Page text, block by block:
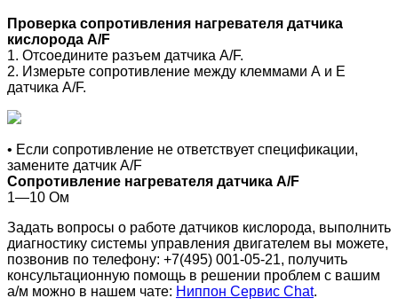
Проверка сопротивления нагревателя датчика
кислорода A/F
1. Отсоедините разъем датчика A/F.
2. Измерьте сопротивление между клеммами А и Е
датчика A/F.
• Если сопротивление не ответствует спецификации,
замените датчик A/F
Сопротивление нагревателя датчика A/F
1—10 Ом
Задать вопросы о работе датчиков кислорода, выполнить
диагностику системы управления двигателем вы можете,
позвонив по телефону: +7(495) 001-05-21, получить
консультационную помощь в решении проблем с вашим
а/м можно в нашем чате: Ниппон Сервис Chat.